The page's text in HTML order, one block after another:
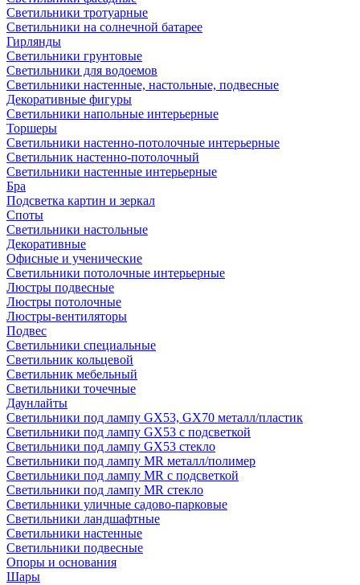
Светильники тротуарные
Светильники на солнечной батарее
Гирлянды
Светильники грунтовые
Светильники для водоемов
Светильники настенные, настольные, подвесные
Декоративные фигуры
Светильники напольные интерьерные
Торшеры
Светильники настенно-потолочные интерьерные
Светильник настенно-потолочный
Светильники настенные интерьерные
Бра
Подсветка картин и зеркал
Споты
Светильники настольные
Декоративные
Офисные и ученические
Светильники потолочные интерьерные
Люстры подвесные
Люстры потолочные
Люстры-вентиляторы
Подвес
Светильники специальные
Светильник кольцевой
Светильник мебельный
Светильники точечные
Даунлайты
Светильники под лампу GX53, GX70 металл/пластик
Светильники под лампу GX53 с подсветкой
Светильники под лампу GX53 стекло
Светильники под лампу MR металл/полимер
Светильники под лампу MR с подсветкой
Светильники под лампу MR стекло
Светильники уличные садово-парковые
Светильники ландшафтные
Светильники настенные
Светильники подвесные
Опоры и основания
Шары